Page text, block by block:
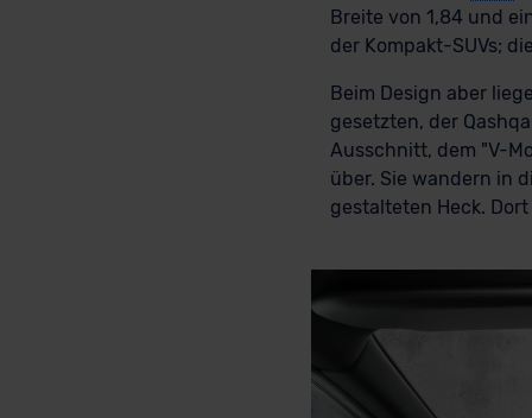
Breite von 1,84 und
der Kompakt-SUVs;
Beim Design aber
gesetzten, der
Ausschnitt, dem "V-
über. Sie wandern in
gestalteten Heck.